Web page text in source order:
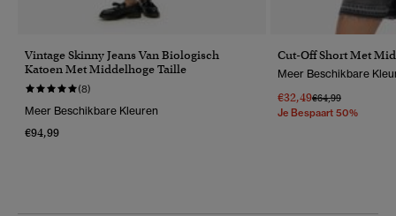
Vintage Skinny Jeans Van Biologisch
Katoen Met Middelhoge Taille
(8)
Meer Beschikbare Kleuren
€94,99
Cut-Off Short Met
Meer Beschikbare
€32,49Prijs Verlaagd Van
€64,99Naar
Je Bespaart 50%